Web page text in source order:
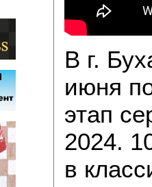
В г.
июня
этап
2024.
в